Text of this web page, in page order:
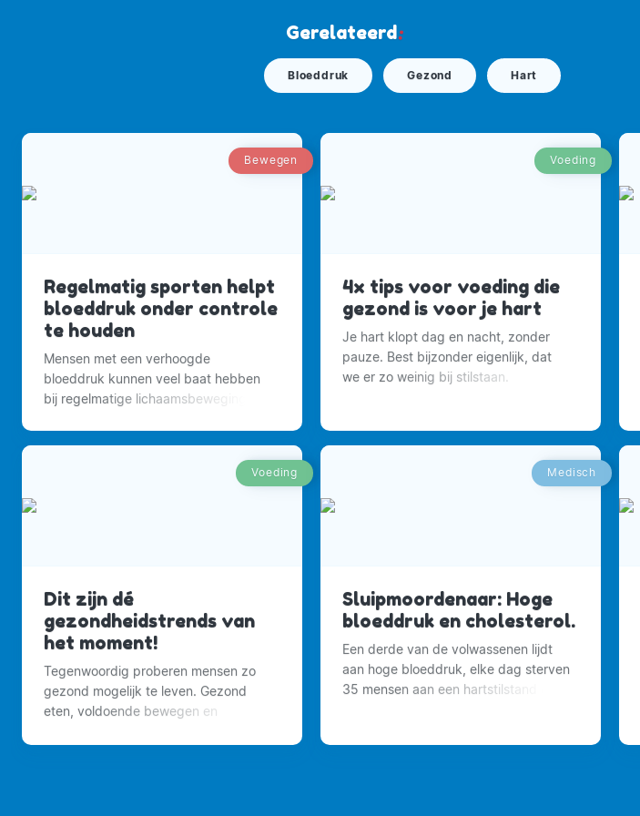
Gerelateerd:
Bloeddruk Gezond Hart
Bewegen
Regelmatig sporten helpt
bloeddruk onder controle
te houden
Mensen met een verhoogde
bloeddruk kunnen veel baat hebben
bij regelmatige lichaamsbeweging.
Voeding
4x tips voor voeding die
gezond is voor je hart
Je hart klopt dag en nacht, zonder
pauze. Best bijzonder eigenlijk, dat
we er zo weinig bij stilstaan.
Voeding
Dit zijn dé
gezondheidstrends van
het moment!
Tegenwoordig proberen mensen zo
gezond mogelijk te leven. Gezond
eten, voldoende bewegen en
Medisch
Sluipmoordenaar: Hoge
bloeddruk en cholesterol.
Een derde van de volwassenen lijdt
aan hoge bloeddruk, elke dag sterven
35 mensen aan een hartstilstand en